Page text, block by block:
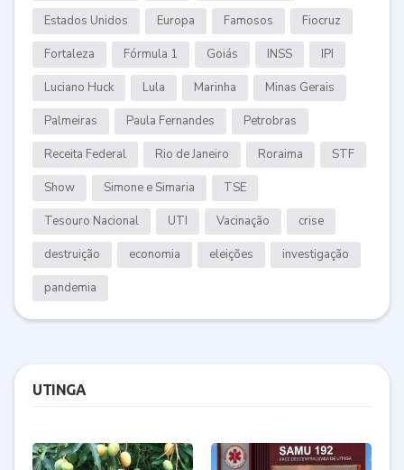
Estados Unidos Europa Famosos Fiocruz
Fortaleza Fórmula 1 Goiás INSS IPI
Luciano Huck Lula Marinha Minas Gerais
Palmeiras Paula Fernandes Petrobras
Receita Federal Rio de Janeiro Roraima STF
Show Simone e Simaria TSE
Tesouro Nacional UTI Vacinação crise
destruição economia eleições investigação
pandemia
UTINGA